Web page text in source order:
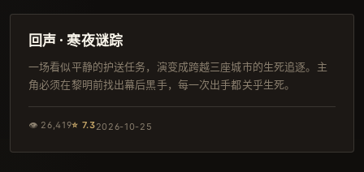
独播
回声 · 寒夜谜踪
一场看似平静的护送任务，演变成跨越三座城市的生死追逐。主
角必须在黎明前找出幕后黑手，每一次出手都关乎生死。
👁 26,419⭐ 7.32026-10-25